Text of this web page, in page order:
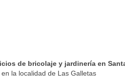
de bricolaje y jardinería en
la localidad de Las Galletas